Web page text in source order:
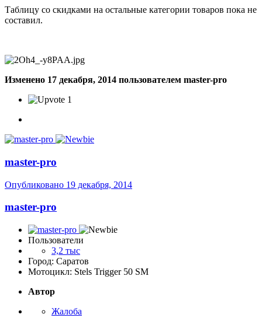
Таблицу со скидками на остальные категории товаров пока не
составил.
Изменено 17 декабря, 2014 пользователем master-pro
1
master-pro
Опубликовано 19 декабря, 2014
master-pro
Пользователи
3,2 тыс
Город: Саратов
Мотоцикл: Stels Trigger 50 SM
Автор
Жалоба